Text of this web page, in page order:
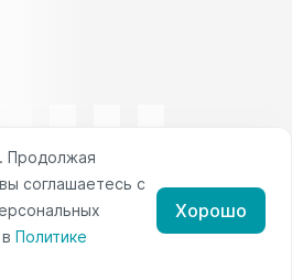
Продолжая
соглашаетесь с
Политике
Хорошо